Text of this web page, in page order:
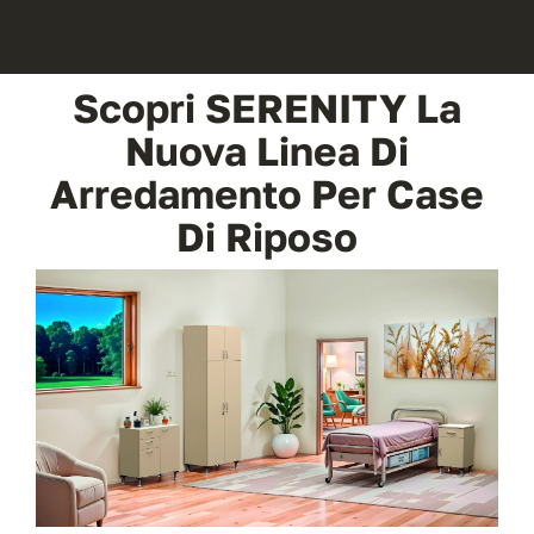
Scopri SERENITY La
Nuova Linea Di
Arredamento Per Case
Di Riposo